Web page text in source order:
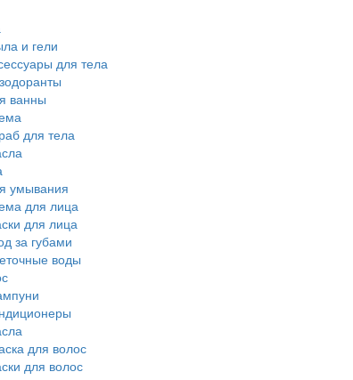
и гели
для тела
ванны
для тела
умывания
для лица
для лица
за губами
воды
для волос
для волос